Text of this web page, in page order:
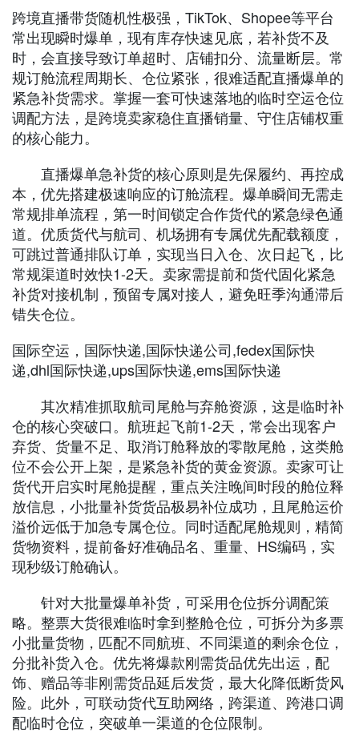
跨境直播带货随机性极强，TikTok、Shopee等平台
常出现瞬时爆单，现有库存快速见底，若补货不及
时，会直接导致订单超时、店铺扣分、流量断层。常
规订舱流程周期长、仓位紧张，很难适配直播爆单的
紧急补货需求。掌握一套可快速落地的临时空运仓位
调配方法，是跨境卖家稳住直播销量、守住店铺权重
的核心能力。
直播爆单急补货的核心原则是先保履约、再控成
本，优先搭建极速响应的订舱流程。爆单瞬间无需走
常规排单流程，第一时间锁定合作货代的紧急绿色通
道。优质货代与航司、机场拥有专属优先配载额度，
可跳过普通排队订单，实现当日入仓、次日起飞，比
常规渠道时效快1-2天。卖家需提前和货代固化紧急
补货对接机制，预留专属对接人，避免旺季沟通滞后
错失仓位。
国际空运，国际快递,国际快递公司,fedex国际快
递,dhl国际快递,ups国际快递,ems国际快递
其次精准抓取航司尾舱与弃舱资源，这是临时补
仓的核心突破口。航班起飞前1-2天，常会出现客户
弃货、货量不足、取消订舱释放的零散尾舱，这类舱
位不会公开上架，是紧急补货的黄金资源。卖家可让
货代开启实时尾舱提醒，重点关注晚间时段的舱位释
放信息，小批量补货货品极易补位成功，且尾舱运价
溢价远低于加急专属仓位。同时适配尾舱规则，精简
货物资料，提前备好准确品名、重量、HS编码，实
现秒级订舱确认。
针对大批量爆单补货，可采用仓位拆分调配策
略。整票大货很难临时拿到整舱仓位，可拆分为多票
小批量货物，匹配不同航班、不同渠道的剩余仓位，
分批补货入仓。优先将爆款刚需货品优先出运，配
饰、赠品等非刚需货品延后发货，最大化降低断货风
险。此外，可联动货代互助网络，跨渠道、跨港口调
配临时仓位，突破单一渠道的仓位限制。